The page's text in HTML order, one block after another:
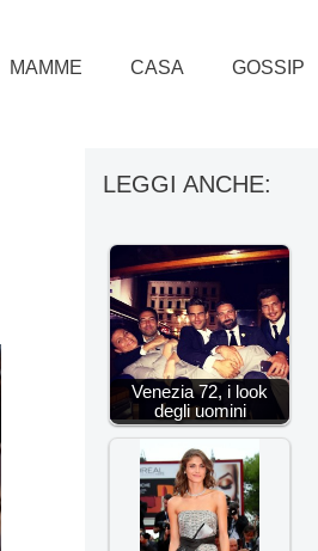
MAMME CASA GOSSIP
LEGGI ANCHE:
Venezia 72, i look
degli uomini